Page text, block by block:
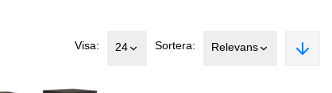
Visa: 24 Sortera: Relevans